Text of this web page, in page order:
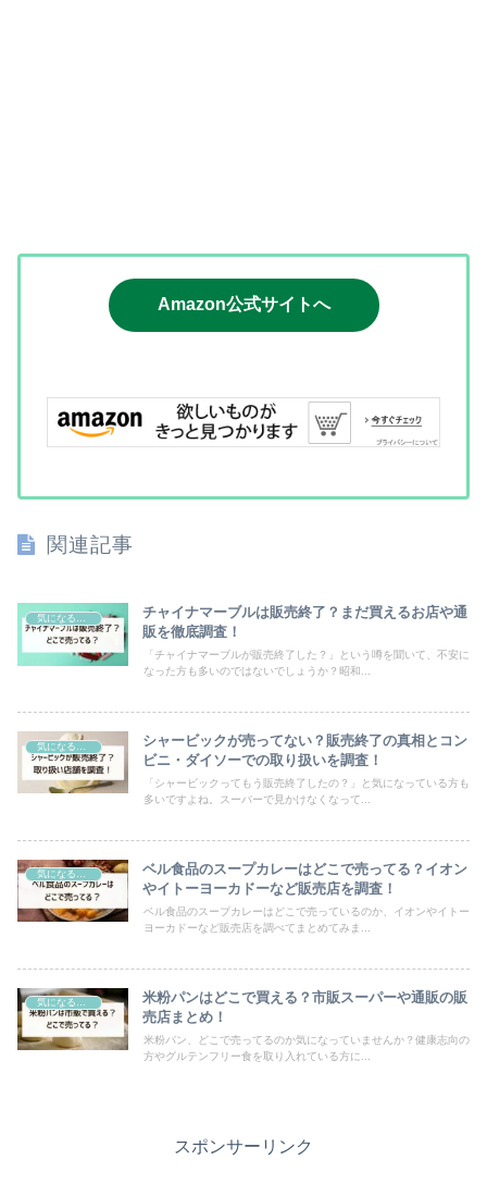
Amazon公式サイトへ
関連記事
チャイナマーブルは販売終了？まだ買えるお店や通
販を徹底調査！
「チャイナマーブルが販売終了した？」という噂を聞いて、不安に
なった方も多いのではないでしょうか？昭和...
シャービックが売ってない？販売終了の真相とコン
ビニ・ダイソーでの取り扱いを調査！
「シャービックってもう販売終了したの？」と気になっている方も
多いですよね。スーパーで見かけなくなって...
気になるモノ
ベル食品のスープカレーはどこで売ってる？イオン
やイトーヨーカドーなど販売店を調査！
ベル食品のスープカレーはどこで売っているのか、イオンやイトー
ヨーカドーなど販売店を調べてまとめてみま...
気になるモノ
米粉パンはどこで買える？市販スーパーや通販の販
売店まとめ！
米粉パン、どこで売ってるのか気になっていませんか？健康志向の
方やグルテンフリー食を取り入れている方に...
スポンサーリンク